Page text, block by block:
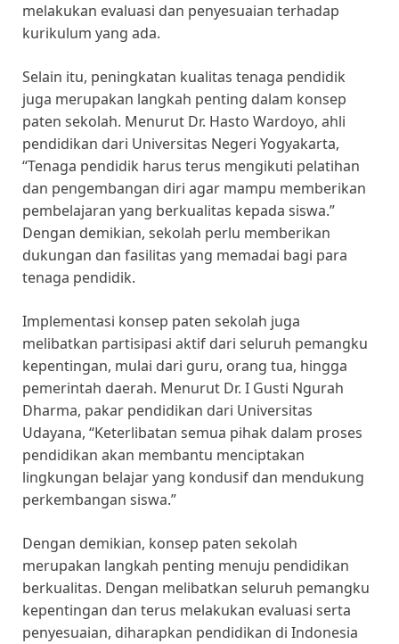
melakukan evaluasi dan penyesuaian terhadap
kurikulum yang ada.
Selain itu, peningkatan kualitas tenaga pendidik
juga merupakan langkah penting dalam konsep
paten sekolah. Menurut Dr. Hasto Wardoyo, ahli
pendidikan dari Universitas Negeri Yogyakarta,
“Tenaga pendidik harus terus mengikuti pelatihan
dan pengembangan diri agar mampu memberikan
pembelajaran yang berkualitas kepada siswa.”
Dengan demikian, sekolah perlu memberikan
dukungan dan fasilitas yang memadai bagi para
tenaga pendidik.
Implementasi konsep paten sekolah juga
melibatkan partisipasi aktif dari seluruh pemangku
kepentingan, mulai dari guru, orang tua, hingga
pemerintah daerah. Menurut Dr. I Gusti Ngurah
Dharma, pakar pendidikan dari Universitas
Udayana, “Keterlibatan semua pihak dalam proses
pendidikan akan membantu menciptakan
lingkungan belajar yang kondusif dan mendukung
perkembangan siswa.”
Dengan demikian, konsep paten sekolah
merupakan langkah penting menuju pendidikan
berkualitas. Dengan melibatkan seluruh pemangku
kepentingan dan terus melakukan evaluasi serta
penyesuaian, diharapkan pendidikan di Indonesia